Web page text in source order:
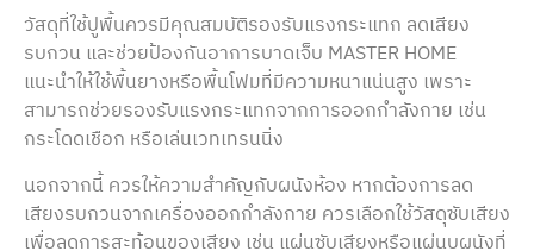
วัสดุที่ใช้ปูพื้นควรมีคุณสมบัติรองรับแรงกระแทก ลดเสียง
รบกวน และช่วยป้องกันอาการบาดเจ็บ MASTER HOME
แนะนำให้ใช้พื้นยางหรือพื้นโฟมที่มีความหนาแน่นสูง เพราะ
สามารถช่วยรองรับแรงกระแทกจากการออกกำลังกาย เช่น
กระโดดเชือก หรือเล่นเวทเทรนนิ่ง
นอกจากนี้ ควรให้ความสำคัญกับผนังห้อง หากต้องการลด
เสียงรบกวนจากเครื่องออกกำลังกาย ควรเลือกใช้วัสดุซับเสียง
เพื่อลดการสะท้อนของเสียง เช่น แผ่นซับเสียงหรือแผ่นบุผนังที่